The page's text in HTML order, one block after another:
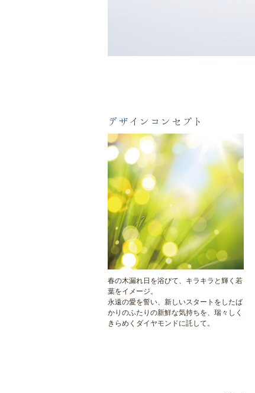
デザインコンセプト
春の木漏れ日を浴びて、キラキラと輝く若
葉をイメージ。
永遠の愛を誓い、新しいスタートをしたば
かりのふたりの新鮮な気持ちを、瑞々しく
きらめくダイヤモンドに託して。